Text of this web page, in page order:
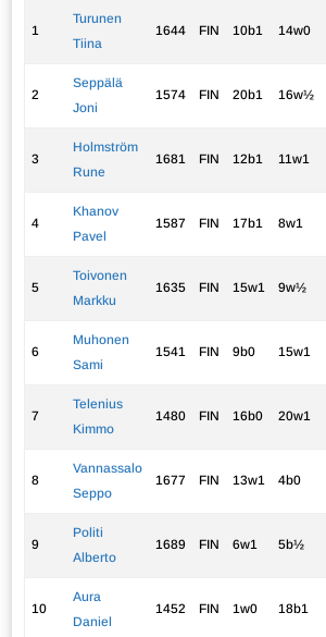
1
Turunen
Tiina
1644 FIN 10b1 14w0
2
Seppälä
Joni
1574 FIN 20b1 16w½
3
Holmström
Rune
1681 FIN 12b1 11w1
4
Khanov
Pavel
1587 FIN 17b1 8w1
5
Toivonen
Markku
1635 FIN 15w1 9w½
6
Muhonen
Sami
1541 FIN 9b0 15w1
7
Telenius
Kimmo
1480 FIN 16b0 20w1
8
Vannassalo
Seppo
1677 FIN 13w1 4b0
9
Politi
Alberto
1689 FIN 6w1 5b½
10
Aura
Daniel
1452 FIN 1w0 18b1